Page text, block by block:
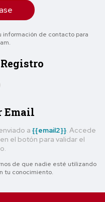
información de contacto para
Email
a {{email2}}. Accede
el botón para validar el
de que nadie esté utilizando
tu conocimiento.